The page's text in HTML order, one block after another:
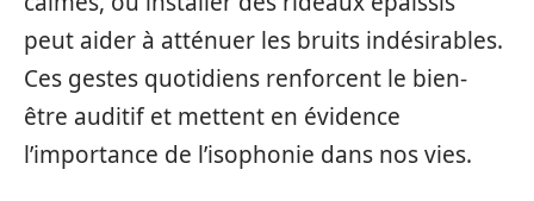
peut aider à atténuer les bruits indésirables.
Ces gestes quotidiens renforcent le bien-
être auditif et mettent en évidence
l’importance de l’isophonie dans nos vies.